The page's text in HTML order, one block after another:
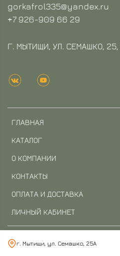
г. Мытищи, ул. Семашко, 25А
ГЛАВНАЯ
КАТАЛОГ
О КОМПАНИИ
КОНТАКТЫ
ОПЛАТА И ДОСТАВКА
ЛИЧНЫЙ КАБИНЕТ
ОФЕРТА И ПОЛИТИКА
gorkafrol335@yandex.ru
+7 926-909 66 29
Г. МЫТИЩИ, УЛ. СЕМАШКО, 25,